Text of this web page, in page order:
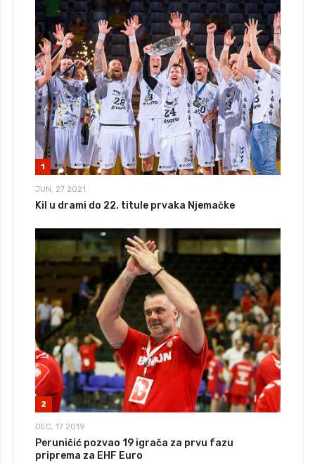
1
JUN, 27 2021
Kil u drami do 22. titule prvaka Njemačke
2
DEC, 17 2019
Peruničić pozvao 19 igrača za prvu fazu
priprema za EHF Euro